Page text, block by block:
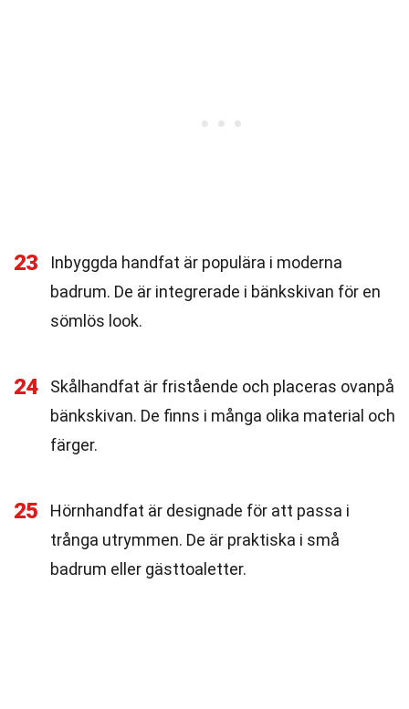
23
Inbyggda handfat är populära i moderna
badrum. De är integrerade i bänkskivan för en
sömlös look.
24
Skålhandfat är fristående och placeras ovanpå
bänkskivan. De finns i många olika material och
färger.
25
Hörnhandfat är designade för att passa i
trånga utrymmen. De är praktiska i små
badrum eller gästtoaletter.